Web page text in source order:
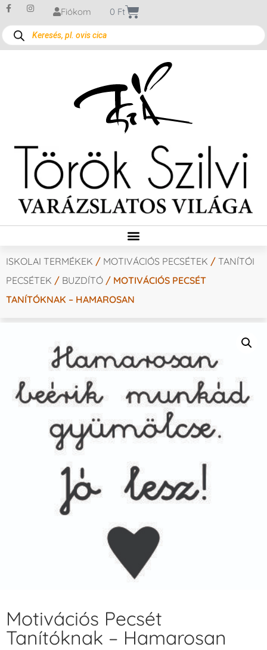
Fiókom 0 Ft
ISKOLAI TERMÉKEK / MOTIVÁCIÓS PECSÉTEK / TANÍTÓI
PECSÉTEK / BUZDÍTÓ / MOTIVÁCIÓS PECSÉT
TANÍTÓKNAK – HAMAROSAN
Motivációs Pecsét
Tanítóknak – Hamarosan